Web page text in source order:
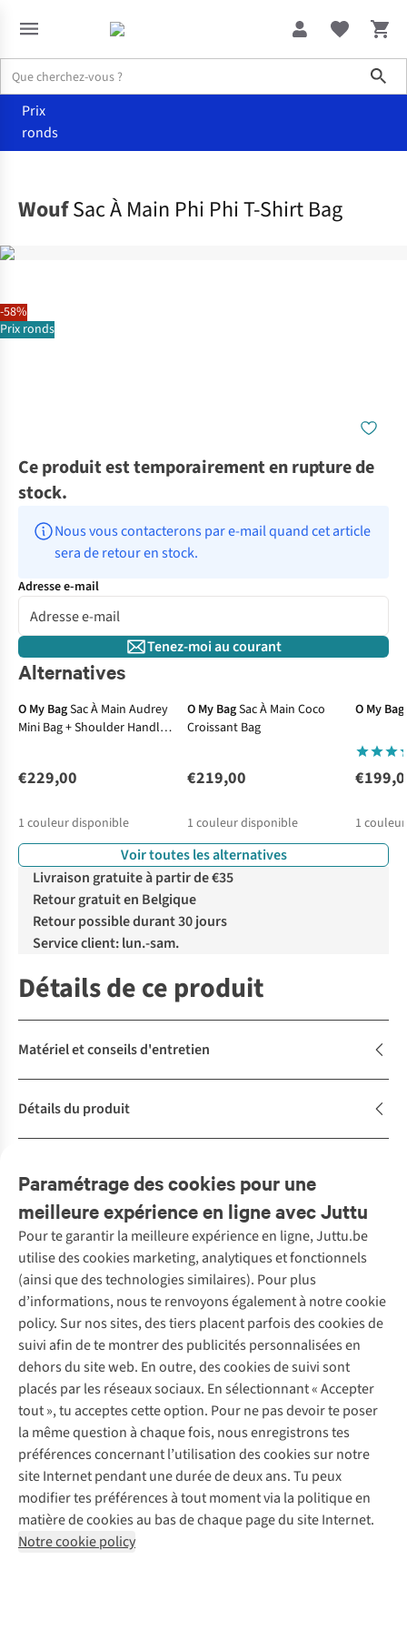
Prix
ronds
-58%
Prix ronds
WoufSac À Main Phi Phi T-Shirt Bag
Ce produit est temporairement en rupture de
stock.
Nous vous contacterons par e-mail quand cet article
sera de retour en stock.
Adresse e-mail
Tenez-moi au courant
Alternatives
O My BagSac À Main Audrey
Mini Bag + Shoulder Handle
€229,00
1 couleur disponible
O My BagSac À Main Coco
Croissant Bag
€219,00
1 couleur disponible
O My Bag
1
Voir toutes les alternatives
Livraison gratuite à partir de €35
Retour gratuit en Belgique
Retour possible durant 30 jours
Service client: lun.-sam.
Détails de ce produit
Matériel et conseils d'entretien
Détails du produit
Paramétrage des cookies pour une
meilleure expérience en ligne avec Juttu
Pour te garantir la meilleure expérience en ligne, Juttu.be
utilise des cookies marketing, analytiques et fonctionnels
(ainsi que des technologies similaires). Pour plus
d’informations, nous te renvoyons également à notre cookie
policy. Sur nos sites, des tiers placent parfois des cookies de
suivi afin de te montrer des publicités personnalisées en
dehors du site web. En outre, des cookies de suivi sont
placés par les réseaux sociaux. En sélectionnant « Accepter
tout », tu acceptes cette option. Pour ne pas devoir te poser
la même question à chaque fois, nous enregistrons tes
préférences concernant l’utilisation des cookies sur notre
site Internet pendant une durée de deux ans. Tu peux
modifier tes préférences à tout moment via la politique en
matière de cookies au bas de chaque page du site Internet.
Notre cookie policy
Service client
Questions fréquentes
Commander
Payer
10 % réduction étudiants
Klarna : post-paiement
Livraison
Retourner
Rétractation d'une commande
Garantie
Contact
Nos services
Vintage - ReJUsed
Atelier de couture
Personal shopping
Boîte à vêtements
Événements / ateliers
Juttu
Qui sommes-nous ?
Juttu Friends
Inspiration
Travailler chez Juttu
Nos magasins
Le monde de Juttu
Entrepreneuriat responsable
Déclaration d’accessibilité
Abonne-toi à la newsletter
Suivez-nous